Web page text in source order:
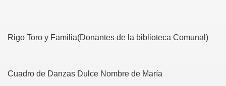
Rigo Toro y Familia(Donantes de la biblioteca Comunal)
Cuadro de Danzas Dulce Nombre de María